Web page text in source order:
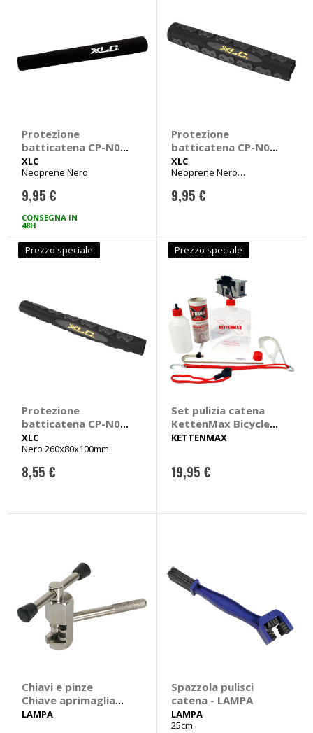
Protezione
batticatena CP-N01
- XLC
XLC
Neoprene Nero
9,95 €
CONSEGNA IN
48H
Protezione
batticatena CP-N03
- XLC
XLC
Neoprene Nero
9,95 €
Prezzo speciale
Protezione
batticatena CP-N03
- XLC
XLC
Nero 260x80x100mm
8,55 €
Prezzo speciale
Set pulizia catena
KettenMax Bicycle -
KETTENMAX
KETTENMAX
19,95 €
Chiavi e pinze
Chiave aprimaglia
catena - LAMPA
LAMPA
Spazzola pulisci
catena - LAMPA
LAMPA
25cm